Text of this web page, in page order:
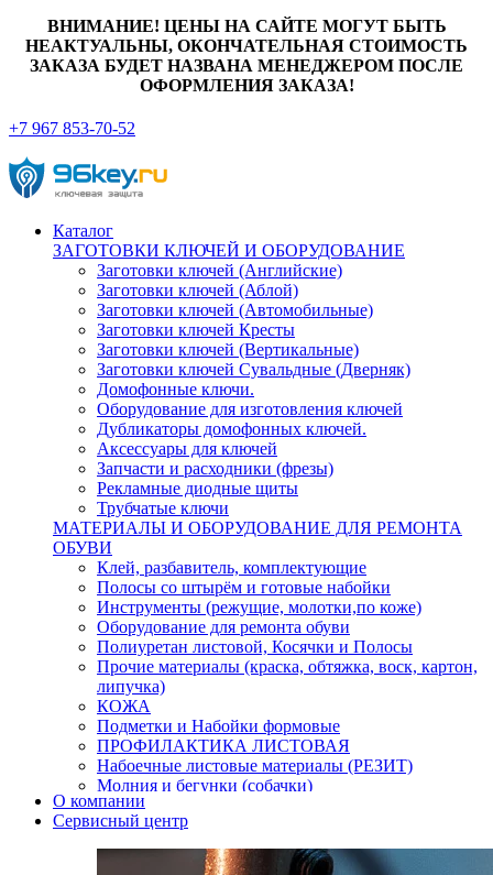
ВНИМАНИЕ! ЦЕНЫ НА САЙТЕ МОГУТ БЫТЬ
НЕАКТУАЛЬНЫ, ОКОНЧАТЕЛЬНАЯ СТОИМОСТЬ
ЗАКАЗА БУДЕТ НАЗВАНА МЕНЕДЖЕРОМ ПОСЛЕ
ОФОРМЛЕНИЯ ЗАКАЗА!
+7 967 853-70-52
Каталог
ЗАГОТОВКИ КЛЮЧЕЙ И ОБОРУДОВАНИЕ
Заготовки ключей (Английские)
Заготовки ключей (Аблой)
Заготовки ключей (Автомобильные)
Заготовки ключей Кресты
Заготовки ключей (Вертикальные)
Заготовки ключей Сувальдные (Дверняк)
Домофонные ключи.
Оборудование для изготовления ключей
Дубликаторы домофонных ключей.
Аксессуары для ключей
Запчасти и расходники (фрезы)
Рекламные диодные щиты
Трубчатые ключи
МАТЕРИАЛЫ И ОБОРУДОВАНИЕ ДЛЯ РЕМОНТА
ОБУВИ
Клей, разбавитель, комплектующие
Полосы со штырём и готовые набойки
Инструменты (режущие, молотки,по коже)
Оборудование для ремонта обуви
Полиуретан листовой, Косячки и Полосы
Прочие материалы (краска, обтяжка, воск, картон,
липучка)
КОЖА
Подметки и Набойки формовые
ПРОФИЛАКТИКА ЛИСТОВАЯ
Набоечные листовые материалы (РЕЗИТ)
Молния и бегунки (собачки)
Нитки,иглы-шило,крючки.
Уход и косметика для обуви
Кнопки (магнитые,кобурные)
Пряжки для ремня
О компании
Сервисный центр